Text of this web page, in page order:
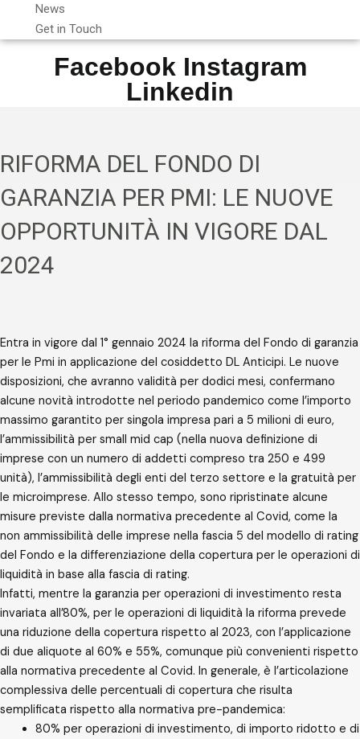
News
Get in Touch
Facebook Instagram
Linkedin
RIFORMA DEL FONDO DI
GARANZIA PER PMI: LE NUOVE
OPPORTUNITÀ IN VIGORE DAL
2024
Entra in vigore dal 1° gennaio 2024 la riforma del Fondo di garanzia
per le Pmi in applicazione del cosiddetto DL Anticipi. Le nuove
disposizioni, che avranno validità per dodici mesi, confermano
alcune novità introdotte nel periodo pandemico come l’importo
massimo garantito per singola impresa pari a 5 milioni di euro,
l’ammissibilità per small mid cap (nella nuova definizione di
imprese con un numero di addetti compreso tra 250 e 499
unità), l’ammissibilità degli enti del terzo settore e la gratuità per
le microimprese. Allo stesso tempo, sono ripristinate alcune
misure previste dalla normativa precedente al Covid, come la
non ammissibilità delle imprese nella fascia 5 del modello di rating
del Fondo e la differenziazione della copertura per le operazioni di
liquidità in base alla fascia di rating.
Infatti, mentre la garanzia per operazioni di investimento resta
invariata all’80%, per le operazioni di liquidità la riforma prevede
una riduzione della copertura rispetto al 2023, con l’applicazione
di due aliquote al 60% e 55%, comunque più convenienti rispetto
alla normativa precedente al Covid. In generale, è l’articolazione
complessiva delle percentuali di copertura che risulta
semplificata rispetto alla normativa pre-pandemica:
80% per operazioni di investimento, di importo ridotto e di